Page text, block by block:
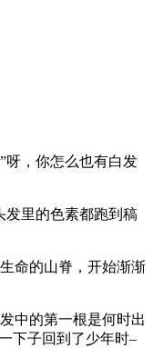
呀，你怎么也有白发
发里的色素都跑到稿
命的山脊，开始渐渐
中的第一根是何时出
下子回到了少年时–